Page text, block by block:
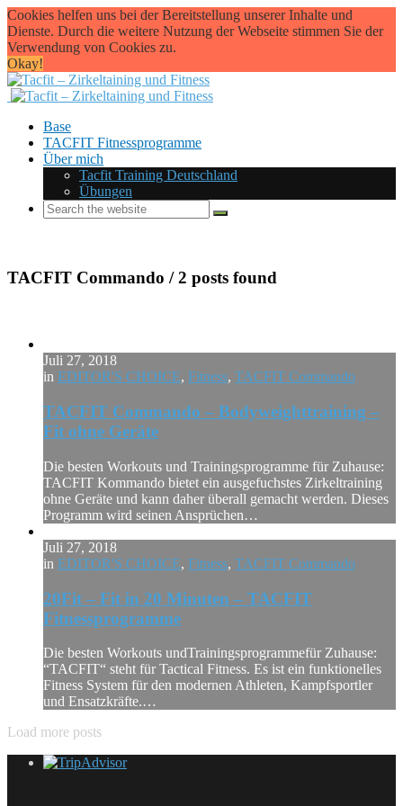
Cookies helfen uns bei der Bereitstellung unserer Inhalte und
Dienste. Durch die weitere Nutzung der Webseite stimmen Sie der
Verwendung von Cookies zu.
Okay!
Base
TACFIT Fitnessprogramme
Über mich
Tacfit Training Deutschland
Übungen
TACFIT Commando / 2 posts found
Juli 27, 2018
in EDITOR'S CHOICE, Fitness, TACFIT Commando
TACFIT Commando – Bodyweighttraining –
Fit ohne Geräte
Die besten Workouts und Trainingsprogramme für Zuhause:
TACFIT Kommando bietet ein ausgefuchstes Zirkeltraining
ohne Geräte und kann daher überall gemacht werden. Dieses
Programm wird seinen Ansprüchen…
Juli 27, 2018
in EDITOR'S CHOICE, Fitness, TACFIT Commando
20Fit – Fit in 20 Minuten – TACFIT
Fitnessprogramme
Die besten Workouts undTrainingsprogrammefür Zuhause:
“TACFIT“ steht für Tactical Fitness. Es ist ein funktionelles
Fitness System für den modernen Athleten, Kampfsportler
und Ensatzkräfte.…
Load more posts